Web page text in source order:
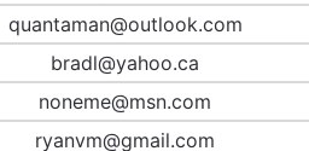
quantaman@outlook.com
bradl@yahoo.ca
noneme@msn.com
ryanvm@gmail.com